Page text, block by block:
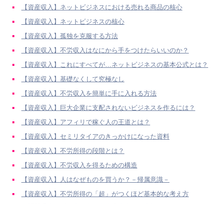
【資産収入】ネットビジネスにおける売れる商品の核心
【資産収入】ネットビジネスの核心
【資産収入】孤独を克服する方法
【資産収入】不労収入はなにから手をつけたらいいのか？
【資産収入】これにすべてが…ネットビジネスの基本公式とは？
【資産収入】基礎なくして究極なし
【資産収入】不労収入を簡単に手に入れる方法
【資産収入】巨大企業に支配されないビジネスを作るには？
【資産収入】アフィリで稼ぐ人の王道とは？
【資産収入】セミリタイアのきっかけになった資料
【資産収入】不労所得の段階とは？
【資産収入】不労収入を得るための構造
【資産収入】人はなぜものを買うか？－帰属意識－
【資産収入】不労所得の「超」がつくほど基本的な考え方